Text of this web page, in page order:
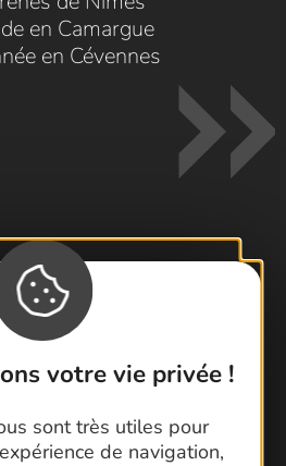
votre vie privée !
sont très utiles pour
de navigation,
en Camargue
en Cévennes
nous !
aux questions
Brochures
et Topoguides
Latitude Gard